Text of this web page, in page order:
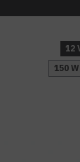
12
150